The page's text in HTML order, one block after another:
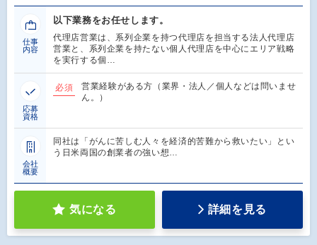
仕事
内容
以下業務をお任せします。
代理店営業は、系列企業を持つ代理店を担当する法人代理店
営業と、系列企業を持たない個人代理店を中心にエリア戦略
を実行する個…
応募
資格
必須
営業経験がある方（業界・法人／個人などは問いませ
ん。）
会社
概要
同社は「がんに苦しむ人々を経済的苦難から救いたい」とい
う日米両国の創業者の強い想…
気になる 詳細を見る